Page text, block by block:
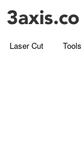
Laser Cut Tools